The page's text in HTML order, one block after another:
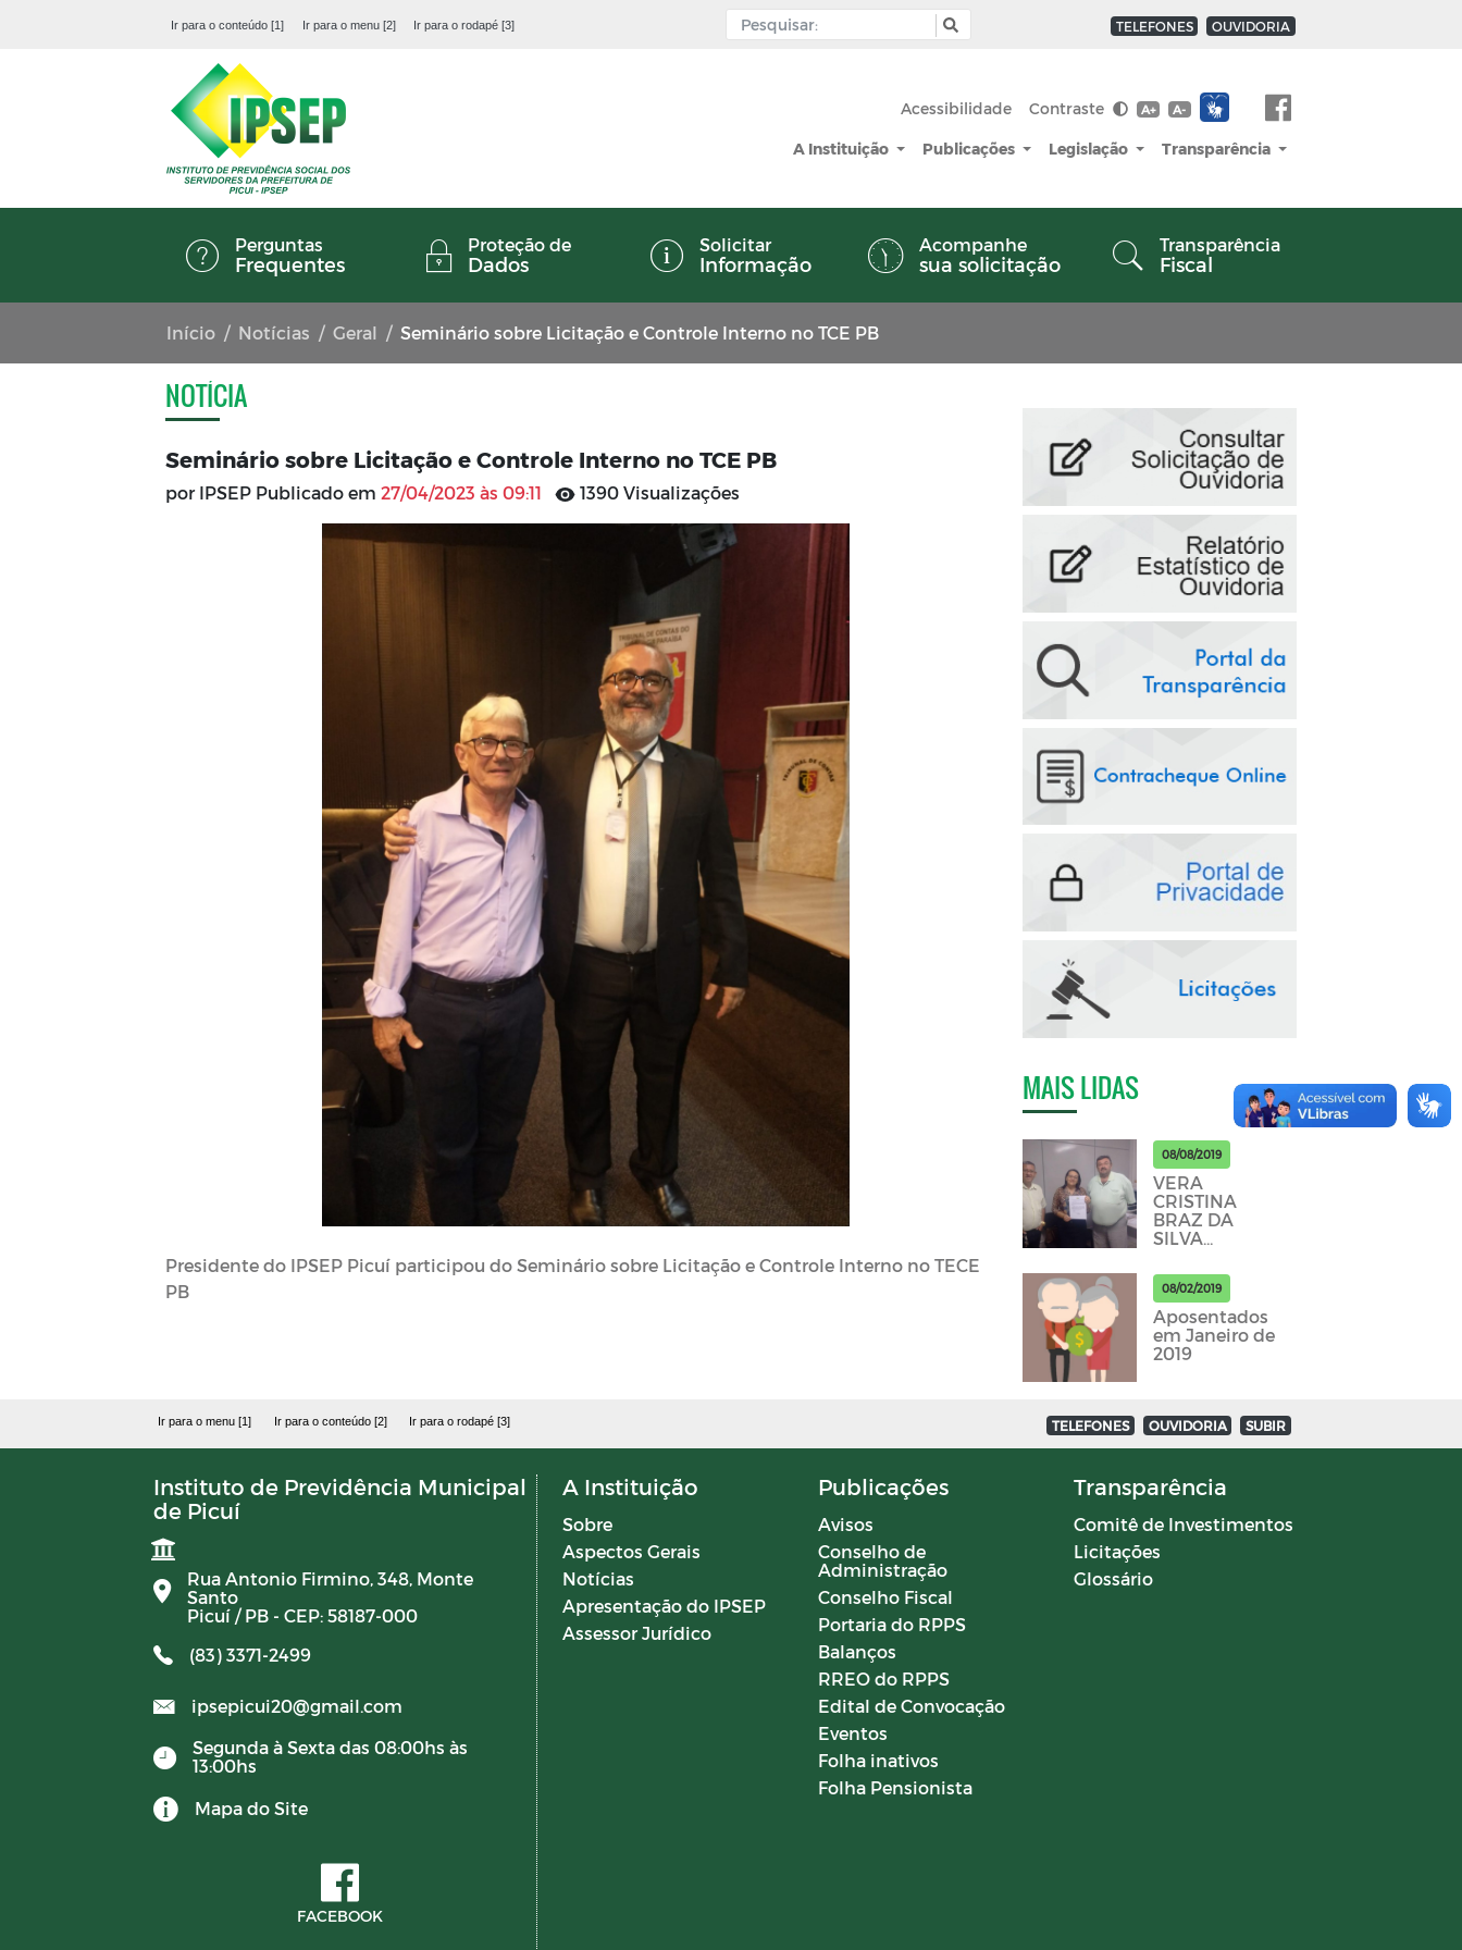
Ir para o conteúdo [1] Ir para o menu [2] Ir para o rodapé [3] TELEFONES OUVIDORIA
Acessibilidade Contraste A+ A-
A Instituição Publicações Legislação Transparência
Perguntas
Frequentes
Proteção de
Dados
Solicitar
Informação
Acompanhe
sua solicitação
Transparência
Fiscal
Início Notícias Geral Seminário sobre Licitação e Controle Interno no TCE PB
NOTÍCIA
Seminário sobre Licitação e Controle Interno no TCE PB
por IPSEP Publicado em 27/04/2023 às 09:11 1390 Visualizações
Presidente do IPSEP Picuí participou do Seminário sobre Licitação e Controle Interno no TECE
PB
MAIS LIDAS
08/08/2019
VERA
CRISTINA
BRAZ DA
SILVA
DO IPSEP
PICUI MÊS DE
JULHO
08/02/2019
Aposentados
em Janeiro de
2019
Ir para o menu [1] Ir para o conteúdo [2] Ir para o rodapé [3] TELEFONES OUVIDORIA SUBIR
Instituto de Previdência Municipal
de Picuí
Rua Antonio Firmino, 348, Monte
Santo
Picuí / PB - CEP: 58187-000
(83) 3371-2499
ipsepicui20@gmail.com
Segunda à Sexta das 08:00hs às
13:00hs
Mapa do Site
FACEBOOK
A Instituição
Sobre
Aspectos Gerais
Notícias
Apresentação do IPSEP
Assessor Jurídico
Publicações
Avisos
Conselho de
Administração
Conselho Fiscal
Portaria do RPPS
Balanços
RREO do RPPS
Edital de Convocação
Eventos
Folha inativos
Folha Pensionista
Transparência
Comitê de Investimentos
Licitações
Glossário